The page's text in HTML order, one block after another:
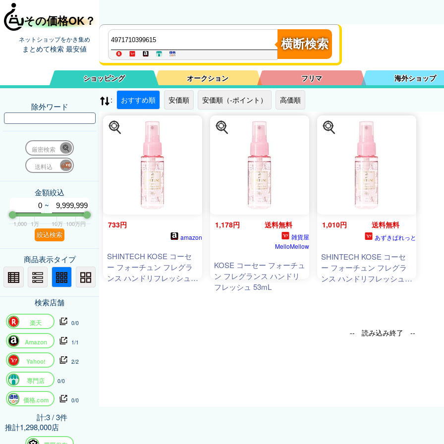
その価格OK？
ネットショップをかき集め
まとめて検索 最安値 横断検索
ショッピング オークション フリマ 海外ショップ
除外ワード
厳密検索
送料込
金額絞込
~
1,000 1万 10万 100万円
絞込検索
商品表示タイプ
検索店舗
楽天 0/0
Amazon 1/1
Yahoo! 2/2
専門店 0/0
価格.com 0/0
計:3 / 3件
推計1,298,000店
: おすすめ順 安価順 安価順（-ポイント） 高価順
733円
amazon
SHINTECH KOSE コーセ
ー フォーチュン フレグラ
ンス ハンドリフレッシュス
1,178円 送料無料
雑貨屋
MelloMellow
KOSE コーセー フォーチュ
ン フレグランス ハンドリ
フレッシュ 53mL
1,010円 送料無料
あずきぱれっと
SHINTECH KOSE コーセ
ー フォーチュン フレグラ
ンス ハンドリフレッシュス
-- 読み込み終了 --